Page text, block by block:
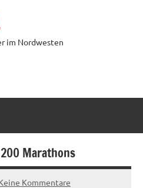
im Nordwesten
Marathons
Kommentare